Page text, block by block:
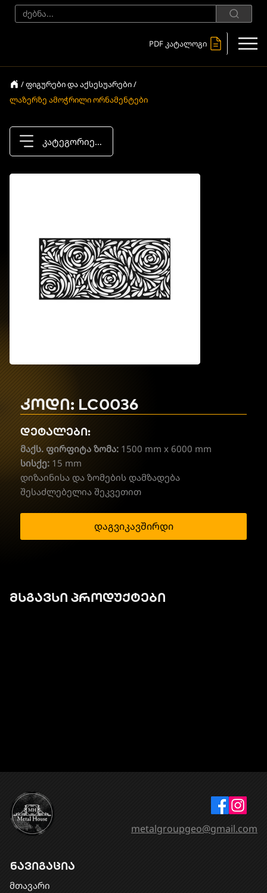
PDF კატალოგი
/ ფიგურები და აქსესუარები /
ლაზერზე ამოჭრილი ორნამენტები
კატეგორიები
კოდი: LC0036
დეტალები:
მაქს. ფირფიტა ზომა: 1500 mm x 6000 mm
სისქე: 15 mm
დიზაინისა და ზომების დამზადება
შესაძლებელია შეკვეთით
დაგვიკავშირდი
მსგავსი პროდუქტები
ნავიგაცია
მთავარი
metalgroupgeo@gmail.com